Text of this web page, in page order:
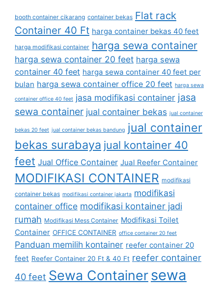
booth container cikarang container bekas Flat rack
Container 40 Ft harga container bekas 40 feet
harga modifikasi container harga sewa container
harga sewa container 20 feet harga sewa
container 40 feet harga sewa container 40 feet per
bulan harga sewa container office 20 feet harga sewa
container office 40 feet jasa modifikasi container jasa
sewa container jual container bekas jual container
bekas 20 feet jual container bekas bandung jual container
bekas surabaya jual kontainer 40
feet Jual Office Container Jual Reefer Container
MODIFIKASI CONTAINER modifikasi
container bekas modifikasi container jakarta modifikasi
container office modifikasi kontainer jadi
rumah Modifikasi Mess Container Modifikasi Toilet
Container OFFICE CONTAINER office container 20 feet
Panduan memilih kontainer reefer container 20
feet Reefer Container 20 Ft & 40 Ft reefer container
40 feet Sewa Containersewa